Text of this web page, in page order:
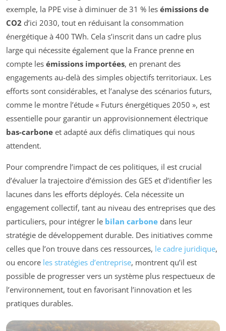
exemple, la PPE vise à diminuer de 31 % les émissions de
CO2 d’ici 2030, tout en réduisant la consommation
énergétique à 400 TWh. Cela s’inscrit dans un cadre plus
large qui nécessite également que la France prenne en
compte les émissions importées, en prenant des
engagements au-delà des simples objectifs territoriaux. Les
efforts sont considérables, et l’analyse des scénarios futurs,
comme le montre l’étude « Futurs énergétiques 2050 », est
essentielle pour garantir un approvisionnement électrique
bas-carbone et adapté aux défis climatiques qui nous
attendent.
Pour comprendre l’impact de ces politiques, il est crucial
d’évaluer la trajectoire d’émission des GES et d’identifier les
lacunes dans les efforts déployés. Cela nécessite un
engagement collectif, tant au niveau des entreprises que des
particuliers, pour intégrer le bilan carbone dans leur
stratégie de développement durable. Des initiatives comme
celles que l’on trouve dans ces ressources, le cadre juridique,
ou encore les stratégies d’entreprise, montrent qu’il est
possible de progresser vers un système plus respectueux de
l’environnement, tout en favorisant l’innovation et les
pratiques durables.